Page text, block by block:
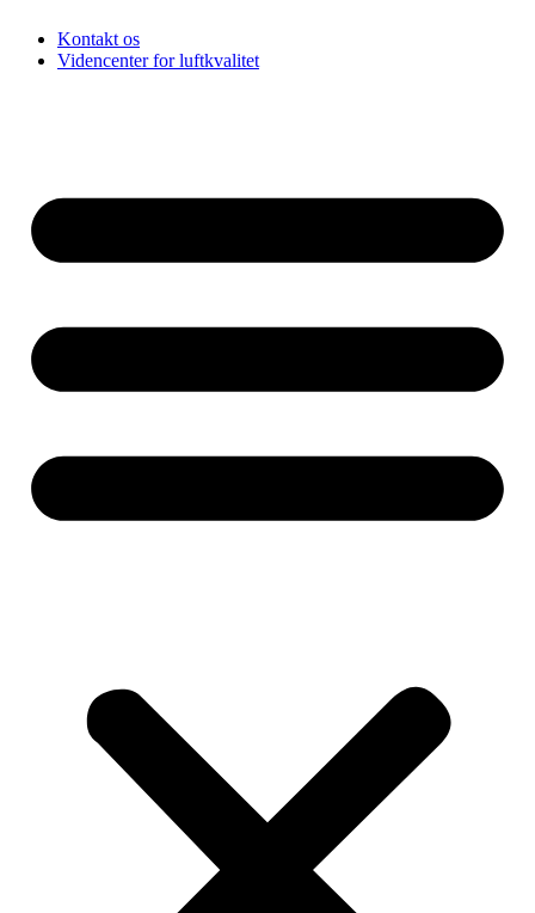
indhold
Kontakt os
Videncenter for luftkvalitet